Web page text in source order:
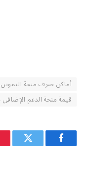
أماكن صرف منحة التموين 2026
قيمة منحة الدعم
فيسبوك تويتر